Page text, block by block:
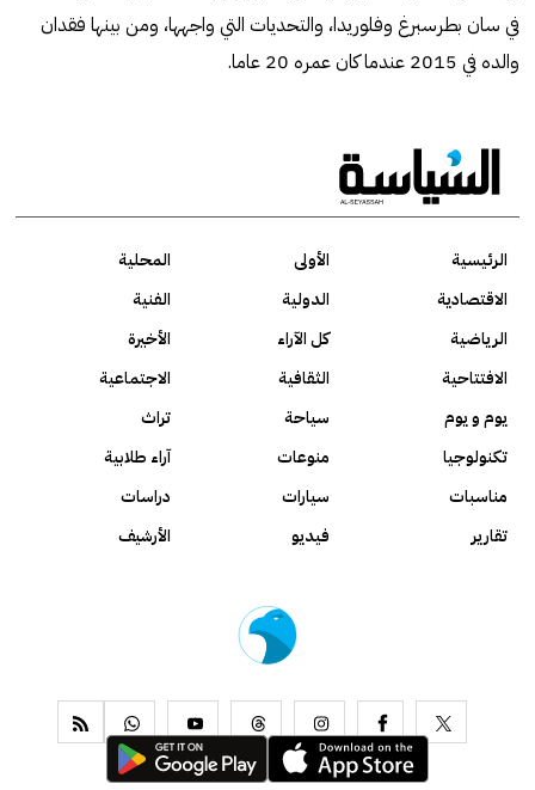
في سان بطرسبرغ وفلوريدا، والتحديات التي واجهها، ومن بينها فقدان
والده في 2015 عندما كان عمره 20 عاما.
الرئيسية الأولى
المحلية
الاقتصادية
الدولية
الفنية
الرياضية
كل الآراء
الأخيرة
الافتتاحية
الثقافية
الاجتماعية
يوم و يوم
سياحة
تراث
تكنولوجيا
منوعات
آراء طلابية
مناسبات
سيارات
دراسات
تقارير
فيديو الأرشيف